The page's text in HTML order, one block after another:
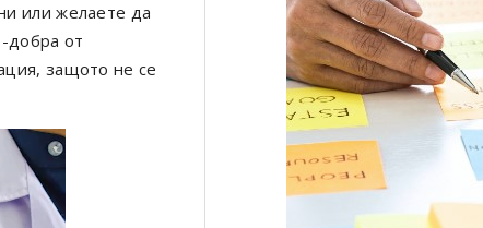
или желаете да
добра от
защото не се